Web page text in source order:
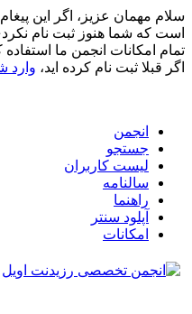
سلام مهمان عزیز، اگر این
است که شما هنوز ثبت نام
تمام امکانات انجمن ما
اگر قبلا ثبت نام کرده اید، وارد
انجمن
جستجو
لیست کاربران
سالنامه
راهنما
آپلود سنتر
امکانات